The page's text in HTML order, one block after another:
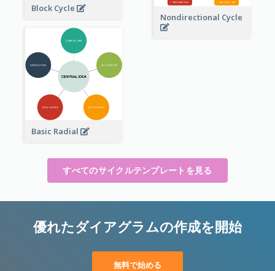
Block Cycle
Nondirectional Cycle
Basic Radial
すべてのサイクルテンプレートを見る
優れたダイアグラムの作成を開始
無料で始める